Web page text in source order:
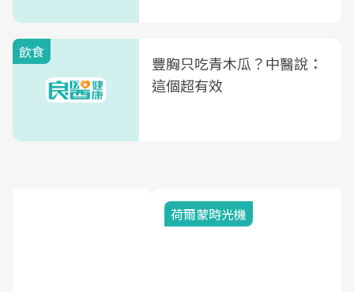
飲食
豐胸只吃青木瓜？中醫說：
這個超有效